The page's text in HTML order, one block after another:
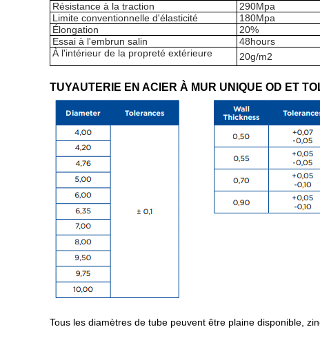
Résistance à la traction
290Mpa
Limite conventionnelle d'élasticité
180Mpa
Élongation
20%
Essai à l'embrun salin
48hours
À l'intérieur de la propreté extérieure
20g/m2
TUYAUTERIE EN ACIER À MUR UNIQUE OD ET
Tous les diamètres de tube peuvent être plaine disponible,